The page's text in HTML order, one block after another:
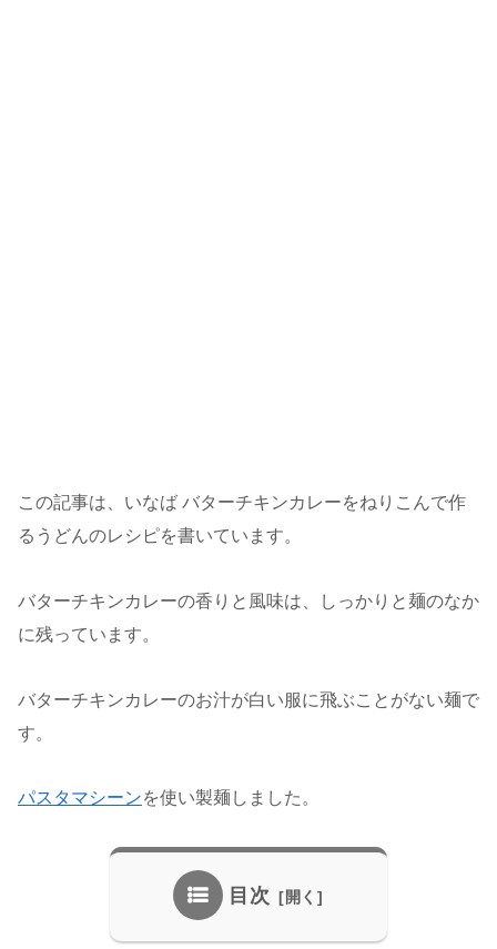
この記事は、いなば バターチキンカレーをねりこんで作
るうどんのレシピを書いています。
バターチキンカレーの香りと風味は、しっかりと麺のなか
に残っています。
バターチキンカレーのお汁が白い服に飛ぶことがない麺で
す。
パスタマシーンを使い製麺しました。
目次